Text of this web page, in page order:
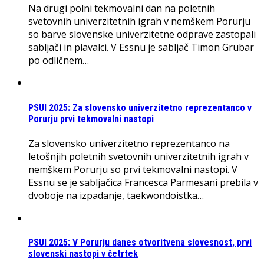
Na drugi polni tekmovalni dan na poletnih
svetovnih univerzitetnih igrah v nemškem Porurju
so barve slovenske univerzitetne odprave zastopali
sabljači in plavalci. V Essnu je sabljač Timon Grubar
po odličnem…
PSUI 2025: Za slovensko univerzitetno reprezentanco v
Porurju prvi tekmovalni nastopi
Za slovensko univerzitetno reprezentanco na
letošnjih poletnih svetovnih univerzitetnih igrah v
nemškem Porurju so prvi tekmovalni nastopi. V
Essnu se je sabljačica Francesca Parmesani prebila v
dvoboje na izpadanje, taekwondoistka…
PSUI 2025: V Porurju danes otvoritvena slovesnost, prvi
slovenski nastopi v četrtek